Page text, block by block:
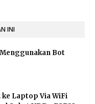
INI
Bot
Laptop Via WiFi